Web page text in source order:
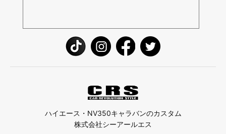
ハイエース・NV350キャラバンのカスタム
株式会社シーアールエス